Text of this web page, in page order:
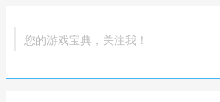
您的游戏宝典，关注我！